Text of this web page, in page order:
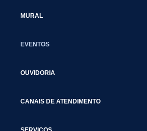
MURAL
EVENTOS
OUVIDORIA
CANAIS DE ATENDIMENTO